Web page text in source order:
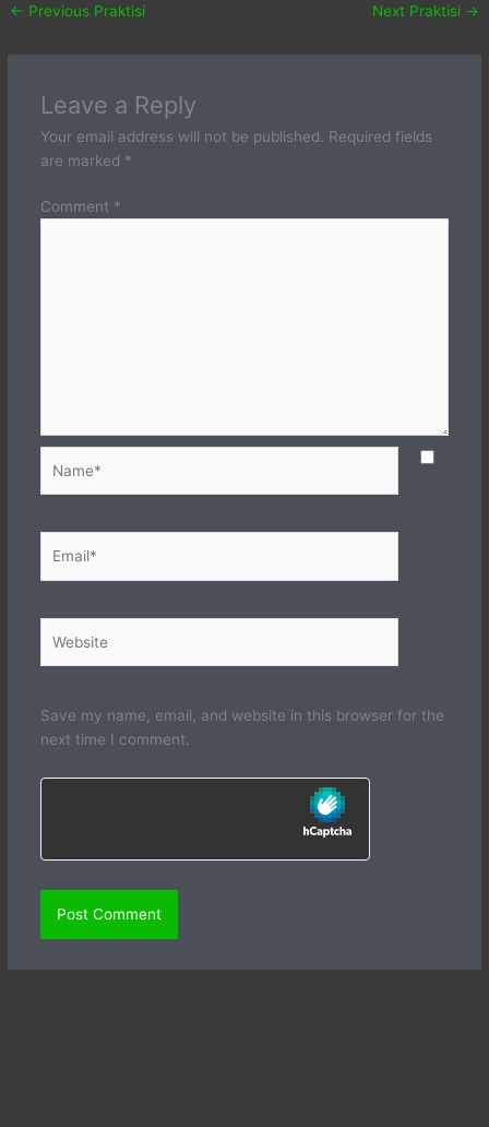
← Previous Praktisi Next Praktisi →
Leave a Reply
Your email address will not be published.
Required fields
are marked *
Comment *
Save my name, email, and website in this browser for the
next time I comment.